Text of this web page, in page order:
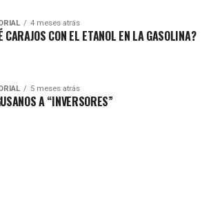
4 meses atrás
CARAJOS CON EL ETANOL EN LA GASOLINA?
5 meses atrás
A “INVERSORES”